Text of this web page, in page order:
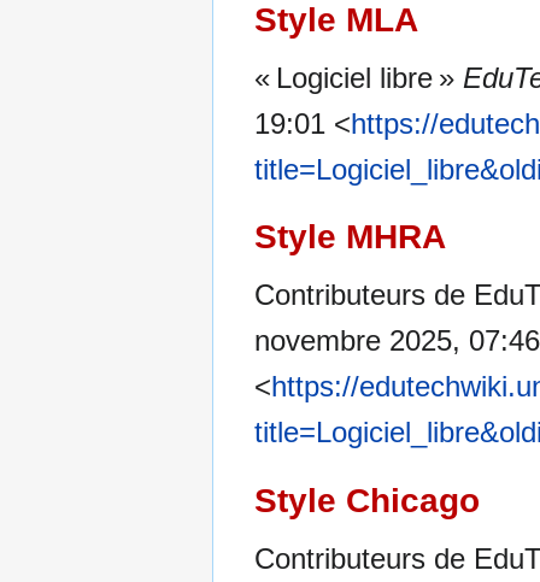
Style MLA
« Logiciel libre »
19:01 <https://
Style MHRA
Contributeurs de
novembre 2025,
<https://
Style Chicago
Contributeurs de